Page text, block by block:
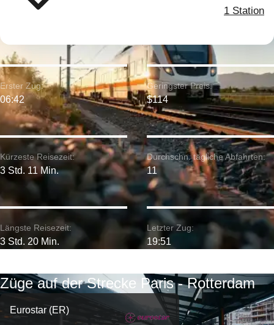
1 Station
Kürzeste Reisezeit:
3 Std. 11 Min.
Erster Zug:
06:42
Längste Reisezeit:
3 Std. 20 Min.
Geringster Preis:
$114
Durchschn. tägliche Abfahrten:
11
Letzter Zug:
19:51
Züge auf der Strecke Paris - Rotterdam
Eurostar (ER)